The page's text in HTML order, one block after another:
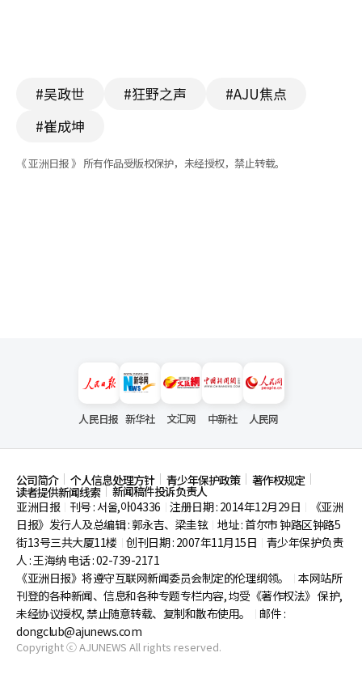
#吴政世 #狂野之声
#AJU焦点
#崔成坤
《 亚洲日报 》 所有作品受版权保护，未经授权，禁止转载。
人民日报 新华社 文汇网 中新社 人民网
公司简介 个人信息处理方针 青少年保护政策 著作权规定
读者提供新闻线索
新闻稿件投诉负责人
亚洲日报
刊号 : 서울,아04336 注册日期 : 2014年12月29日
《亚洲
日报》发行人及总编辑 : 郭永吉、梁圭铉 地址 : 首尔市钟路区钟路5
街13号三共大厦11楼 创刊日期 : 2007年11月15日
青少年保护负责
人 : 王海纳 电话 : 02-739-2171
《亚洲日报》将遵守互联网新闻委员会制定的伦理纲领。
本网站所
刊登的各种新闻、信息和各种专题专栏内容, 均受《著作权法》 保护,
未经协议授权, 禁止随意转载、复制和散布使用。
邮件 :
dongclub@ajunews.com
Copyright ⓒ AJUNEWS All rights reserved.